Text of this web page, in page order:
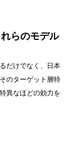
らのモデル
だけでなく、日本
のターゲット層特
異なほどの効力を